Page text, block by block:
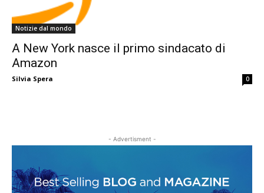
Notizie dal mondo
A New York nasce il primo sindacato di
Amazon
Silvia Spera 0
- Advertisment -